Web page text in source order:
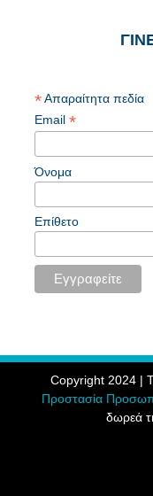
*Απαραίτητα πεδία
Email *
Όνομα
Επίθετο
Copyright 2024 |
Προστασία
δωρεά